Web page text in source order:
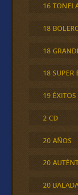
16
18
18
18 SUPER
19
2 CD
20 AÑOS
20
20